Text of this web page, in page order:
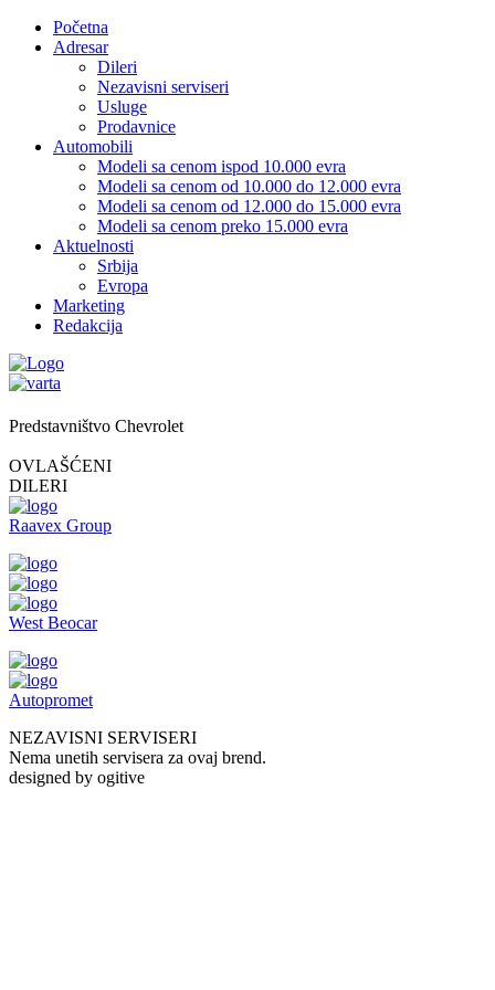
Početna
Adresar
Dileri
Nezavisni serviseri
Usluge
Prodavnice
Automobili
Modeli sa cenom ispod 10.000 evra
Modeli sa cenom od 10.000 do 12.000 evra
Modeli sa cenom od 12.000 do 15.000 evra
Modeli sa cenom preko 15.000 evra
Aktuelnosti
Srbija
Evropa
Marketing
Redakcija
Predstavništvo Chevrolet
OVLAŠĆENI
DILERI
Raavex Group
West Beocar
Autopromet
NEZAVISNI SERVISERI
Nema unetih servisera za ovaj brend.
designed by ogitive